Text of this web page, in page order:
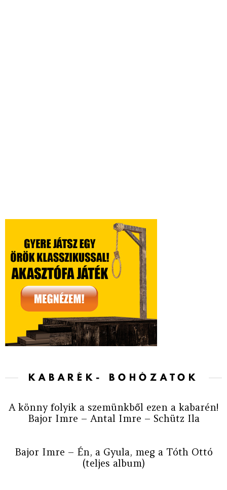
KABARÉK- BOHÓZATOK
A könny folyik a szemünkből ezen a kabarén!
Bajor Imre – Antal Imre – Schütz Ila
Bajor Imre – Én, a Gyula, meg a Tóth Ottó
(teljes album)